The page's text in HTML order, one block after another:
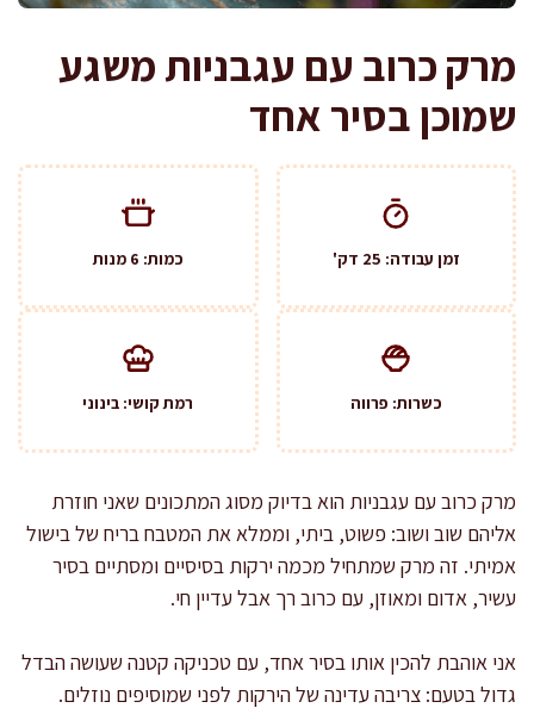
מרק כרוב עם עגבניות משגע
שמוכן בסיר אחד
זמן עבודה: 25 דק' כמות: 6 מנות
כשרות: פרווה רמת קושי: בינוני
מרק כרוב עם עגבניות הוא בדיוק מסוג המתכונים שאני חוזרת
אליהם שוב ושוב: פשוט, ביתי, וממלא את המטבח בריח של בישול
אמיתי. זה מרק שמתחיל מכמה ירקות בסיסיים ומסתיים בסיר
עשיר, אדום ומאוזן, עם כרוב רך אבל עדיין חי.
אני אוהבת להכין אותו בסיר אחד, עם טכניקה קטנה שעושה הבדל
גדול בטעם: צריבה עדינה של הירקות לפני שמוסיפים נוזלים.